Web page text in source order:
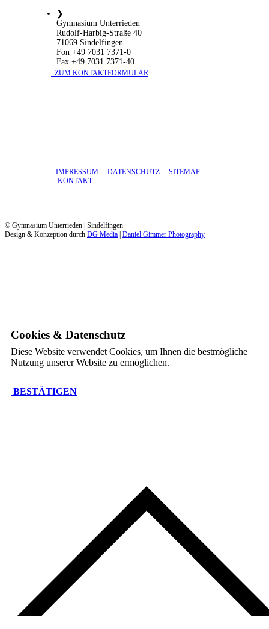
❯
Gymnasium Unterrieden
Rudolf-Harbig-Straße 40
71069 Sindelfingen
Fon +49 7031 7371-0
Fax +49 7031 7371-40
​ ZUM KONTAKTFORMULAR
IMPRESSUM DATENSCHUTZ
SITEMAP
KONTAKT
© Gymnasium Unterrieden | Sindelfingen
Design & Konzeption durch DG Media Daniel Gimmer Photography
Cookies & Datenschutz
Diese Website verwendet Cookies, um Ihnen die bestmögliche
Nutzung unserer Website zu ermöglichen.
BESTÄTIGEN